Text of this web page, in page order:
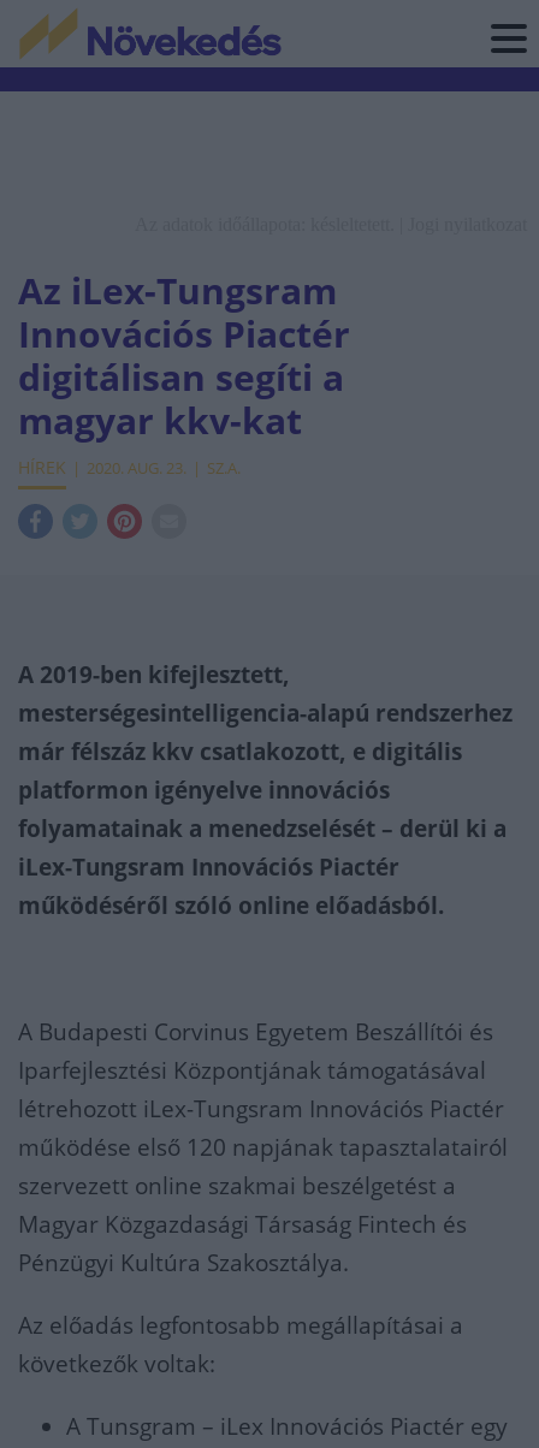
Az iLex-Tungsram
Innovációs Piactér
digitálisan segíti a
magyar kkv-kat
HÍREK 2020. AUG. 23. SZ.A.
A 2019-ben kifejlesztett,
mesterségesintelligencia-alapú rendszerhez
már félszáz kkv csatlakozott, e digitális
platformon igényelve innovációs
folyamatainak a menedzselését – derül ki a
iLex-Tungsram Innovációs Piactér
működéséről szóló online előadásból.
A Budapesti Corvinus Egyetem Beszállítói és
Iparfejlesztési Központjának támogatásával
létrehozott iLex-Tungsram Innovációs Piactér
működése első 120 napjának tapasztalatairól
szervezett online szakmai beszélgetést a
Magyar Közgazdasági Társaság Fintech és
Pénzügyi Kultúra Szakosztálya.
Az előadás legfontosabb megállapításai a
következők voltak:
A Tunsgram – iLex Innovációs Piactér egy